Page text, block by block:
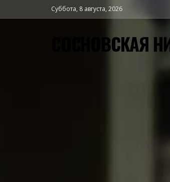
Суббота, 8 августа, 2026
СОСНОВСКАЯ